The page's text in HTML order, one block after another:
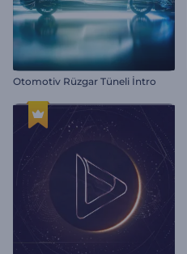
Otomotiv Rüzgar Tüneli İntro